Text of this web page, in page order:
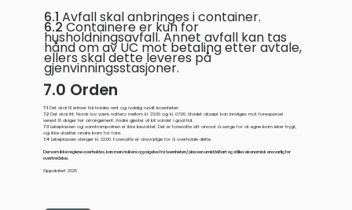
6.1 Avfall skal anbringes i container.
6.2Containere er kun for
husholdningsavfall. Annet avfall kan tas
hånd om av UC mot betaling etter avtale,
ellers skaldette leveres på
gjenvinningsstasjoner.
7.0 Orden
7.1 Det skal til enhver tid holdes rent og ryddig rundt boenheten
7.2 Det skal iht. Norsk lov være nattero mellom kl. 23:00 og kl. 07:00. Utvidet aksept kan innvilges mot forespørsel
senest 10 dager før arrangement. Andre gjester vil bli varslet i god tid.
7.3 Lekeplassen og vanntrampolinen er ikke bevoktet. Det er foresatte sitt ansvar å sørge for at egne barn leker trygt,
og ikke utsetter andre barn for fare.
7.4 Lekeplassen stenger kl. 22:00. Foresatte er ansvarlige for å overholde dette.
Dersom ikke reglene overholdes, kan man risikere oppsigelse fra boenheten/plassen umiddelbart og stilles økonomisk ansvarlig for
overtredelse.
Oppdatert 2025